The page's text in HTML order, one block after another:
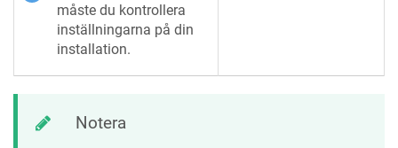
måste du kontrollera
inställningarna på din
installation.
Notera